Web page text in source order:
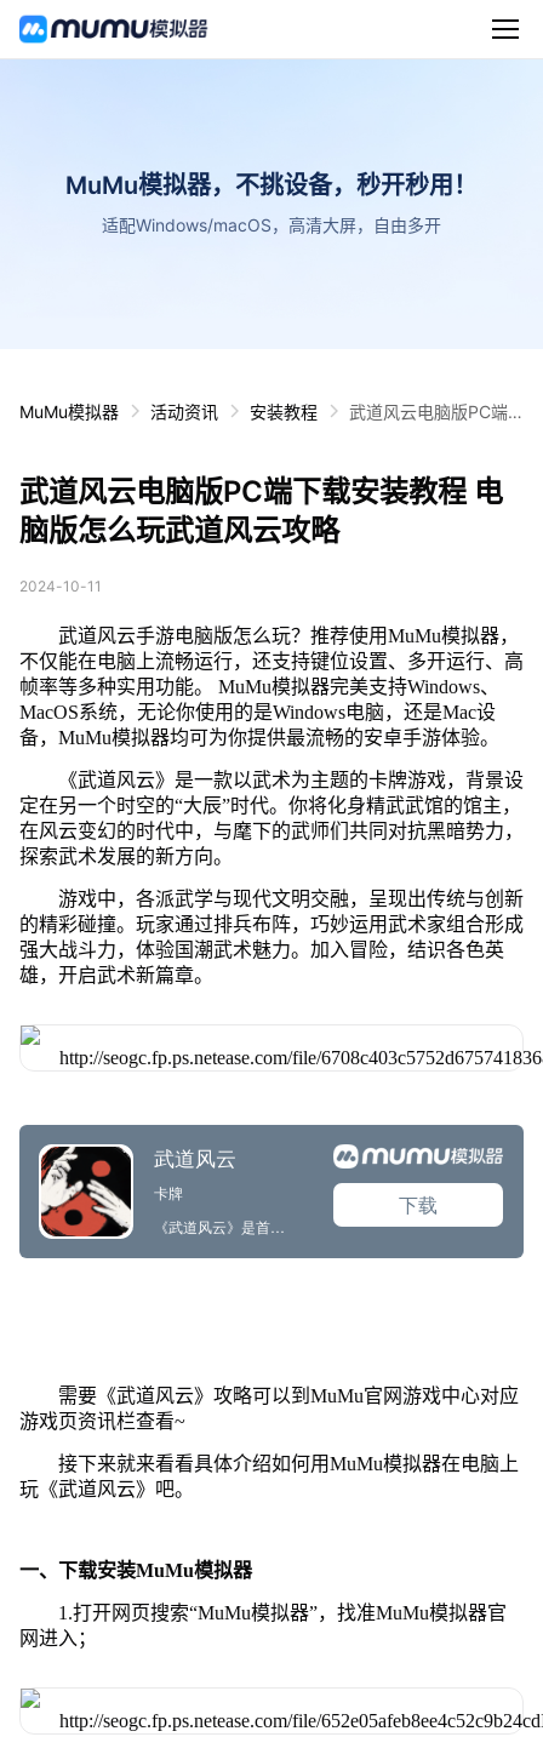
MuMu模拟器，不挑设备，秒开秒用！
适配Windows/macOS，高清大屏，自由多开
MuMu模拟器 活动资讯 安装教程
武道风云电脑版PC端
武道风云电脑版PC端下载安装教程 电
脑版怎么玩武道风云攻略
2024-10-11
武道风云手游电脑版怎么玩？推荐使用MuMu模拟器，
不仅能在电脑上流畅运行，还支持键位设置、多开运行、高
帧率等多种实用功能。 MuMu模拟器完美支持Windows、
MacOS系统，无论你使用的是Windows电脑，还是Mac设
备，MuMu模拟器均可为你提供最流畅的安卓手游体验。
《武道风云》是一款以武术为主题的卡牌游戏，背景设
定在另一个时空的“大辰”时代。你将化身精武武馆的馆主，
在风云变幻的时代中，与麾下的武师们共同对抗黑暗势力，
探索武术发展的新方向。
游戏中，各派武学与现代文明交融，呈现出传统与创新
的精彩碰撞。玩家通过排兵布阵，巧妙运用武术家组合形成
强大战斗力，体验国潮武术魅力。加入冒险，结识各色英
雄，开启武术新篇章。
需要《武道风云》攻略可以到MuMu官网游戏中心对应
游戏页资讯栏查看~
接下来就来看看具体介绍如何用MuMu模拟器在电脑上
玩《武道风云》吧。
一、下载安装MuMu模拟器
1.打开网页搜索“MuMu模拟器”，找准MuMu模拟器官
网进入；